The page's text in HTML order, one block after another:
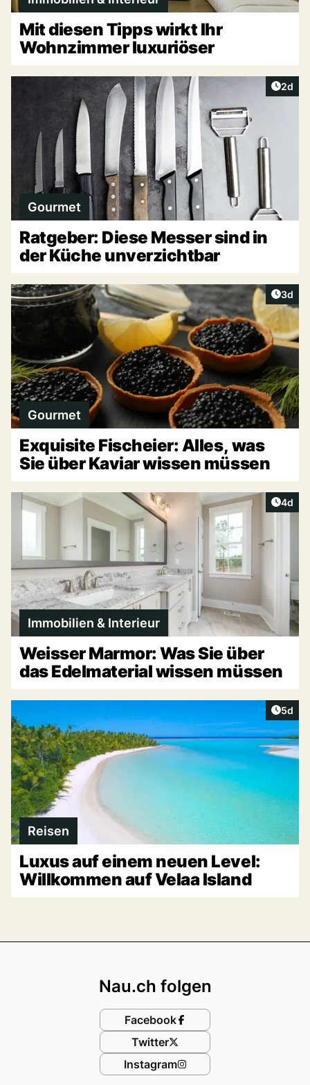
Mit diesen Tipps wirkt Ihr
Wohnzimmer luxuriöser
2d
Gourmet
Ratgeber: Diese Messer sind in
der Küche unverzichtbar
3d
Gourmet
Exquisite Fischeier: Alles, was
Sie über Kaviar wissen müssen
4d
Immobilien & Interieur
Weisser Marmor: Was Sie über
das Edelmaterial wissen müssen
5d
Reisen
Luxus auf einem neuen Level:
Willkommen auf Velaa Island
Nau.ch folgen
Facebook
Twitter
Instagram